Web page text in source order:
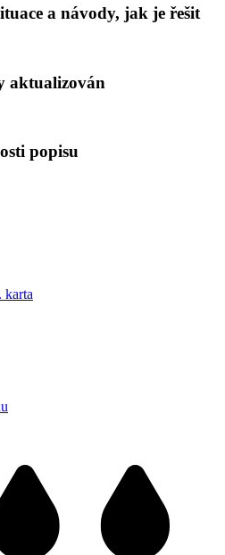
a návody, jak je řešit
aktualizován
popisu
karta